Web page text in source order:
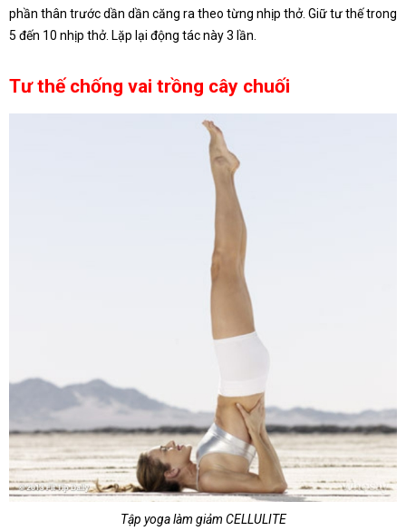
phần thân trước dần dần căng ra theo từng nhịp thở. Giữ tư thế trong
5 đến 10 nhịp thở. Lặp lại động tác này 3 lần.
Tư thế chống vai trồng cây chuối
Tập yoga làm giảm CELLULITE